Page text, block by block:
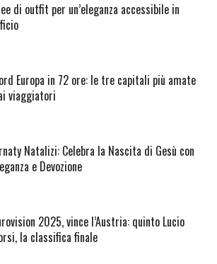
di outfit per un’eleganza accessibile in
Europa in 72 ore: le tre capitali più amate
viaggiatori
Natalizi: Celebra la Nascita di Gesù con
e Devozione
2025, vince l’Austria: quinto Lucio
la classifica finale